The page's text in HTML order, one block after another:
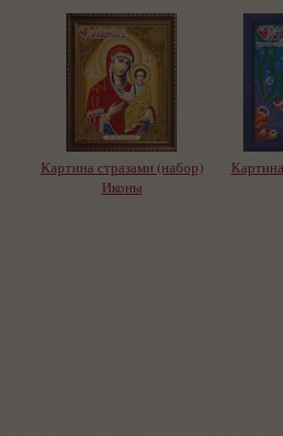
Картина стразами (набор)
Иконы